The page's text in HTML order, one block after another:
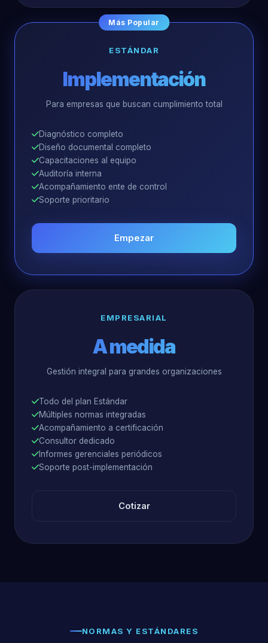
Más Popular
ESTÁNDAR
Implementación
Para empresas que buscan cumplimiento total
Diagnóstico completo
Diseño documental completo
Capacitaciones al equipo
Auditoría interna
Acompañamiento ente de control
Soporte prioritario
Empezar
EMPRESARIAL
A medida
Gestión integral para grandes organizaciones
Todo del plan Estándar
Múltiples normas integradas
Acompañamiento a certificación
Consultor dedicado
Informes gerenciales periódicos
Soporte post-implementación
Cotizar
NORMAS Y ESTÁNDARES